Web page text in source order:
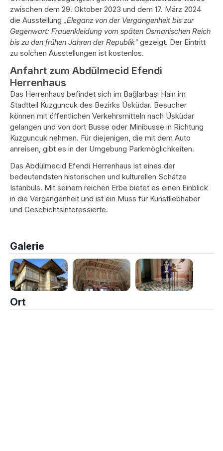
zwischen dem 29. Oktober 2023 und dem 17. März 2024
die Ausstellung „Eleganz von der Vergangenheit bis zur
Gegenwart: Frauenkleidung vom späten Osmanischen Reich
bis zu den frühen Jahren der Republik“ gezeigt. Der Eintritt
zu solchen Ausstellungen ist kostenlos.
Anfahrt zum Abdülmecid Efendi
Herrenhaus
Das Herrenhaus befindet sich im Bağlarbaşı Hain im
Stadtteil Kuzguncuk des Bezirks Üsküdar. Besucher
können mit öffentlichen Verkehrsmitteln nach Üsküdar
gelangen und von dort Busse oder Minibusse in Richtung
Kuzguncuk nehmen. Für diejenigen, die mit dem Auto
anreisen, gibt es in der Umgebung Parkmöglichkeiten.
Das Abdülmecid Efendi Herrenhaus ist eines der
bedeutendsten historischen und kulturellen Schätze
Istanbuls. Mit seinem reichen Erbe bietet es einen Einblick
in die Vergangenheit und ist ein Muss für Kunstliebhaber
und Geschichtsinteressierte.
Galerie
Ort